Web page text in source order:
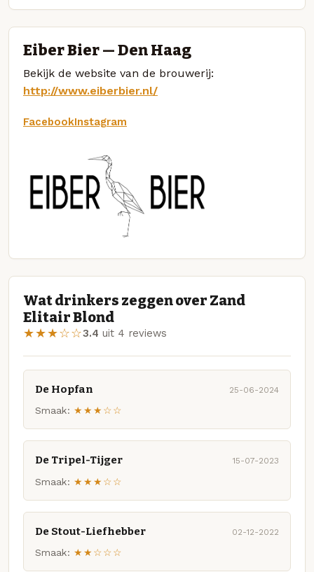
Eiber Bier — Den Haag
Bekijk de website van de brouwerij:
http://www.eiberbier.nl/
FacebookInstagram
Wat drinkers zeggen over Zand
Elitair Blond
★★★☆☆3.4 uit 4 reviews
De Hopfan 25-06-2024
Smaak: ★★★☆☆
De Tripel-Tijger 15-07-2023
Smaak: ★★★☆☆
De Stout-Liefhebber 02-12-2022
Smaak: ★★☆☆☆